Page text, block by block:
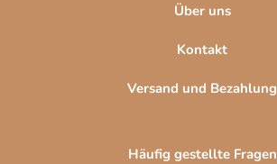
Über uns
Kontakt
Versand und Bezahlung
Häufig gestellte Fragen